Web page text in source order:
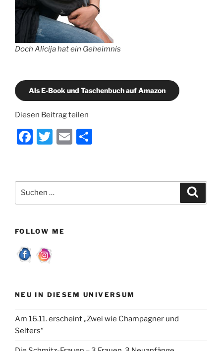
Doch Alicija hat ein Geheimnis
Als E-Book und Taschenbuch auf Amazon
Diesen Beitrag teilen
F
e
b
o
k
T
er
E
l
n
nach:
FOLLOW ME
NEU IN DIESEM UNIVERSUM
Am 16.11. erscheint „Zwei wie Champagner und
Selters“